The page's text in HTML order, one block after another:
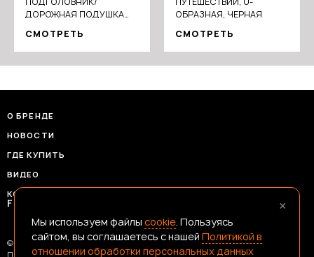
ДОРОЖНАЯ ПОДУШКА
СМОТРЕТЬ
ОБРАЗНАЯ, ЧЕРНАЯ
СМОТРЕТЬ
О БРЕНДЕ
НОВОСТИ
ГДЕ КУПИТЬ
ВИДЕО
КОНТАКТЫ
FRANSHIZAERMAK@CONSTANTA-T.RU
© 2026 Ермак — Честный Инструмент
Политика В Отношении Обработки Персональных Данных
×
Мы используем файлы cookie. Пользуясь
сайтом, вы соглашаетесь с нашей Политикой в
отношении обработки персональных данных